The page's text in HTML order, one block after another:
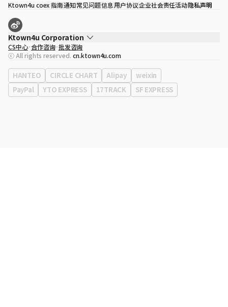
Ktown4u coex 指南通知常见问题信息用户协议企业社会责任活动隐私声明
Ktown4u Corporation
代表
宋効珉
营业执照 120-87-71116
公司地址 首尔特别市 江南区 岭东大路 513号 3楼 （三成洞， coex)
CS中心 合作咨询 批发咨询
ⓒ All rights reserved. cn.ktown4u.com
HANTEO CIRCLE CHART Alipay
weixin
PayPal
YTO EXPRESS 17TRACK SF EXPRESS